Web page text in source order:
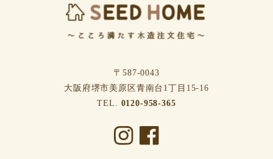
〒587-0043
⼤阪府堺市美原区⻘南台1丁⽬15-16
TEL. 0120-958-365